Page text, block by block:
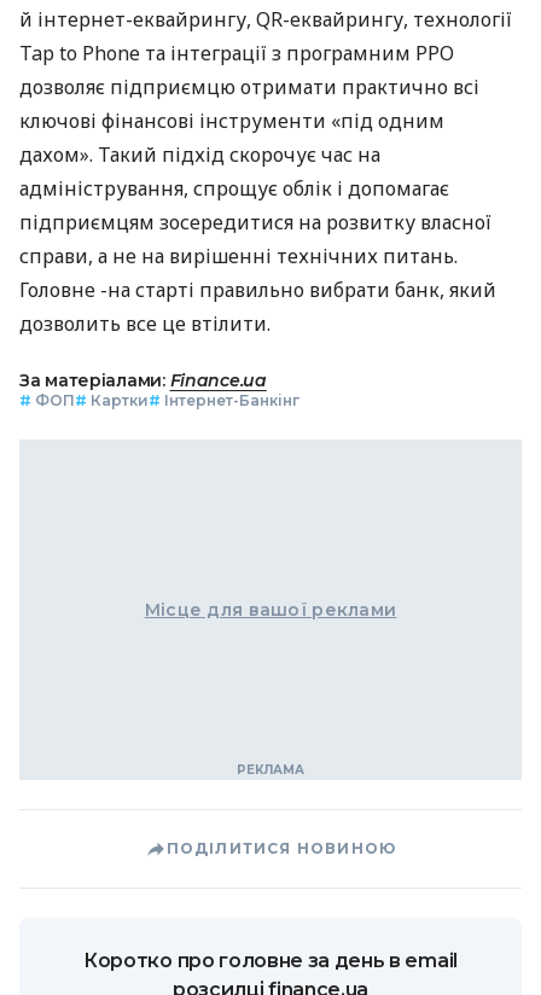
й інтернет-еквайрингу, QR-еквайрингу, технології
Tap to Phone та інтеграції з програмним РРО
дозволяє підприємцю отримати практично всі
ключові фінансові інструменти «під одним
дахом». Такий підхід скорочує час на
адміністрування, спрощує облік і допомагає
підприємцям зосередитися на розвитку власної
справи, а не на вирішенні технічних питань.
Головне -на старті правильно вибрати банк, який
дозволить все це втілити.
За матеріалами: Finance.ua
# ФОП# Картки# Інтернет-Банкінг
Місце для вашої реклами
ПОДІЛИТИСЯ НОВИНОЮ
Коротко про головне за день в email
розсилці finance.ua